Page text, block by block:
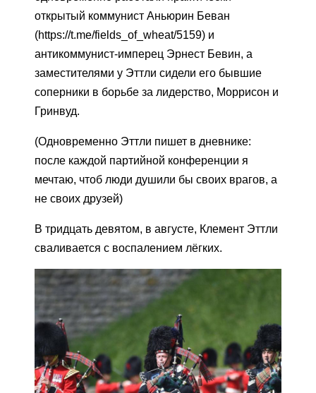
открытый коммунист Аньюрин Беван
(https://t.me/fields_of_wheat/5159) и
антикоммунист-имперец Эрнест Бевин, а
заместителями у Эттли сидели его бывшие
соперники в борьбе за лидерство, Моррисон и
Гринвуд.
(Одновременно Эттли пишет в дневнике:
после каждой партийной конференции я
мечтаю, чтоб люди душили бы своих врагов, а
не своих друзей)
В тридцать девятом, в августе, Клемент Эттли
сваливается с воспалением лёгких.